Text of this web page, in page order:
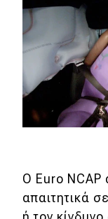
Ο Euro NCAP
απαιτητικά